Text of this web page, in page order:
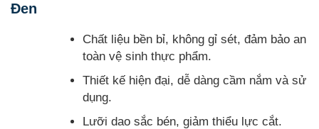
Đen
Chất liệu bền bỉ, không gỉ sét, đảm bảo an
toàn vệ sinh thực phẩm.
Thiết kế hiện đại, dễ dàng cầm nắm và sử
dụng.
Lưỡi dao sắc bén, giảm thiểu lực cắt.